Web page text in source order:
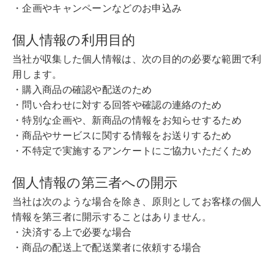
・企画やキャンペーンなどのお申込み
個人情報の利用目的
当社が収集した個人情報は、次の目的の必要な範囲で利
用します。
・購入商品の確認や配送のため
・問い合わせに対する回答や確認の連絡のため
・特別な企画や、新商品の情報をお知らせするため
・商品やサービスに関する情報をお送りするため
・不特定で実施するアンケートにご協力いただくため
個人情報の第三者への開示
当社は次のような場合を除き、原則としてお客様の個人
情報を第三者に開示することはありません。
・決済する上で必要な場合
・商品の配送上で配送業者に依頼する場合